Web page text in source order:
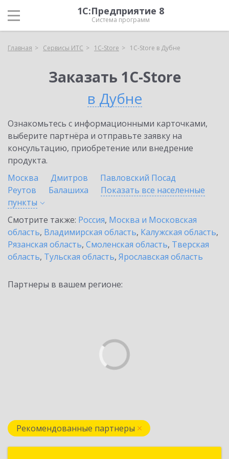
1С:Предприятие 8
Система программ
Главная Сервисы ИТС 1C-Store 1C-Store в Дубне
Заказать 1C-Store
в Дубне
Ознакомьтесь с информационными карточками,
выберите партнёра и отправьте заявку на
консультацию, приобретение или внедрение
продукта.
Москва
Дмитров
Павловский Посад
Реутов
Балашиха
Показать все населенные
пункты
Смотрите также: Россия, Москва и Московская
область, Владимирская область, Калужская область,
Рязанская область, Смоленская область, Тверская
область, Тульская область, Ярославская область
Партнеры в вашем регионе:
Рекомендованные партнеры